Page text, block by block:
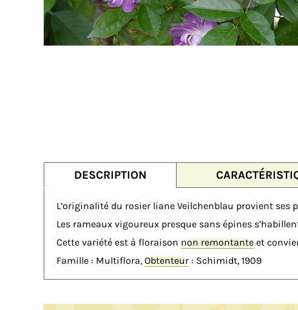
DESCRIPTION
L’originalité du rosier liane Veilchenblau provient
Les rameaux vigoureux presque sans épines
Cette variété est à floraison non remontante et
Famille : Multiflora, Obtenteur : Schimidt, 1909